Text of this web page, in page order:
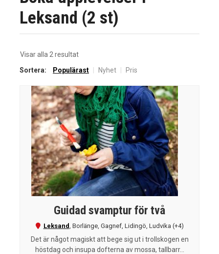
Leksand (2 st)
Visar alla 2 resultatSortera
senaste
Sortera: Populärast Nyhet Pris
Guidad svamptur för två
Leksand, Borlänge, Gagnef, Lidingö, Ludvika (+4)
Det är något magiskt att bege sig ut i trollskogen en
höstdag och insupa dofterna av mossa, tallbarr...